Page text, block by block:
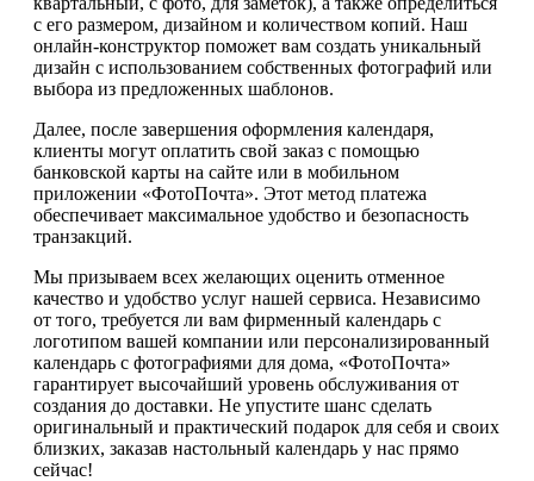
с его размером, дизайном и количеством копий. Наш
онлайн-конструктор поможет вам создать уникальный
дизайн с использованием собственных фотографий или
выбора из предложенных шаблонов.
Далее, после завершения оформления календаря,
клиенты могут оплатить свой заказ с помощью
банковской карты на сайте или в мобильном
приложении «ФотоПочта». Этот метод платежа
обеспечивает максимальное удобство и безопасность
транзакций.
Мы призываем всех желающих оценить отменное
качество и удобство услуг нашей сервиса. Независимо
от того, требуется ли вам фирменный календарь с
логотипом вашей компании или персонализированный
календарь с фотографиями для дома, «ФотоПочта»
гарантирует высочайший уровень обслуживания от
создания до доставки. Не упустите шанс сделать
оригинальный и практический подарок для себя и своих
близких, заказав настольный календарь у нас прямо
сейчас!